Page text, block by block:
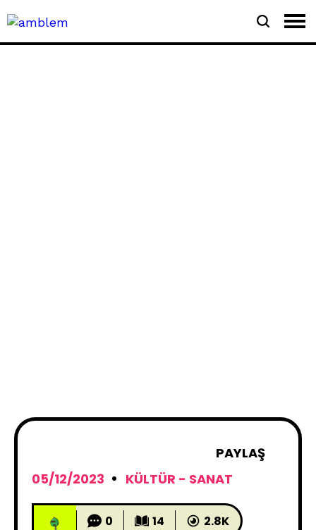
PAYLAŞ
05/12/2023
KÜLTÜR - SANAT
0 14 2.8K